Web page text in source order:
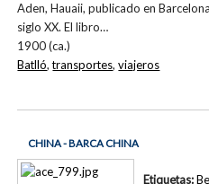
Aden, Hauaii, publicado en
siglo XX. El libro…
1900 (ca.)
Batlló,transportes,viajeros
CHINA - BARCA CHINA
Etiquetas: